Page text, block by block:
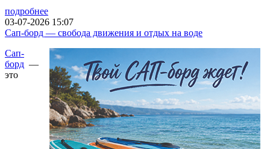
подробнее
03-07-2026 15:07
Сап-борд — свобода движения и отдых на воде
Сап-
борд —
это